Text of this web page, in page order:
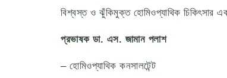
বিশ্বস্ত ও ঝুঁকিমুক্ত হোমিওপ্যাথিক চিকিৎসার
প্রভাষক ডা. এস. জামান পলাশ
– হোমিওপ্যাথিক কনসালটেন্ট